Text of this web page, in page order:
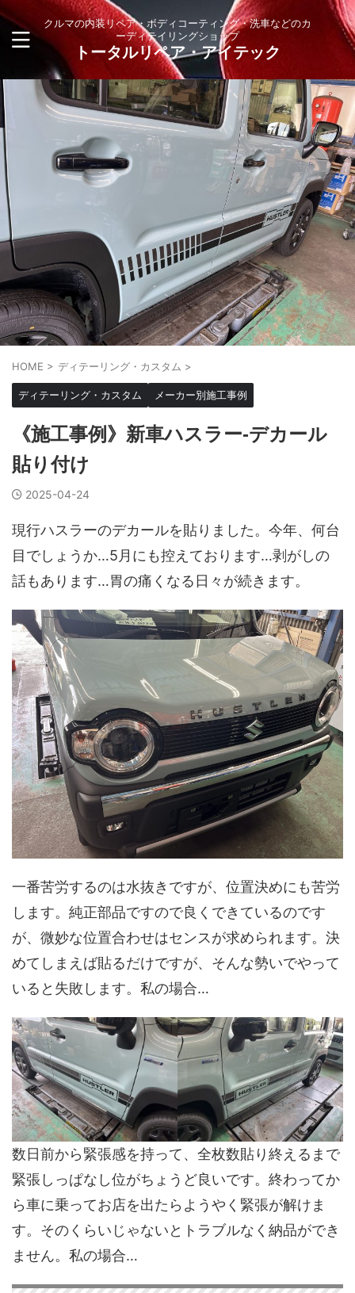
クルマの内装リペア・ボディコーティング・洗車などのカ
ーディテイリングショップ
トータルリペア・アイテック
HOME > ディテーリング・カスタム >
ディテーリング・カスタム メーカー別施工事例
《施工事例》新車ハスラー-デカール
貼り付け
2025-04-24
現行ハスラーのデカールを貼りました。今年、何台
目でしょうか…5月にも控えております…剥がしの
話もあります…胃の痛くなる日々が続きます。
一番苦労するのは水抜きですが、位置決めにも苦労
します。純正部品ですので良くできているのです
が、微妙な位置合わせはセンスが求められます。決
めてしまえば貼るだけですが、そんな勢いでやって
いると失敗します。私の場合…
数日前から緊張感を持って、全枚数貼り終えるまで
緊張しっぱなし位がちょうど良いです。終わってか
ら車に乗ってお店を出たらようやく緊張が解けま
す。そのくらいじゃないとトラブルなく納品ができ
ません。私の場合…